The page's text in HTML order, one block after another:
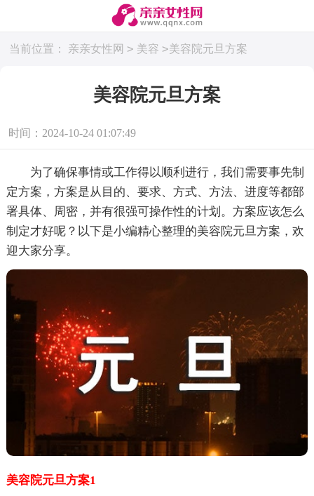
当前位置： 亲亲女性网 > 美容 >美容院元旦方案
美容院元旦方案
时间：2024-10-24 01:07:49
为了确保事情或工作得以顺利进行，我们需要事先制
定方案，方案是从目的、要求、方式、方法、进度等都部
署具体、周密，并有很强可操作性的计划。方案应该怎么
制定才好呢？以下是小编精心整理的美容院元旦方案，欢
迎大家分享。
美容院元旦方案1